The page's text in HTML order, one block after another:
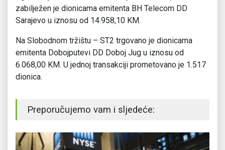
zabilježen je dionicama emitenta BH Telecom DD
Sarajevo u iznosu od 14.958,10 KM.
Na Slobodnom tržištu – ST2 trgovano je dionicama
emitenta Dobojputevi DD Doboj Jug u iznosu od
6.068,00 KM. U jednoj transakciji prometovano je 1.517
dionica.
Preporučujemo vam i sljedeće: